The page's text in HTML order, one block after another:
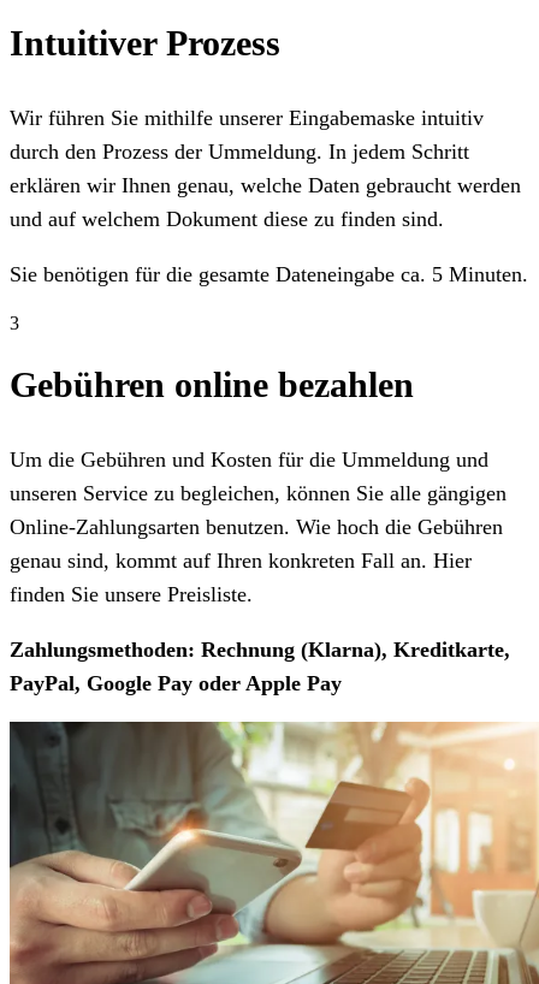
Intuitiver Prozess
Wir führen Sie mithilfe unserer Eingabemaske intuitiv
durch den Prozess der Ummeldung. In jedem Schritt
erklären wir Ihnen genau, welche Daten gebraucht werden
und auf welchem Dokument diese zu finden sind.
Sie benötigen für die gesamte Dateneingabe ca. 5 Minuten.
3
Gebühren online bezahlen
Um die Gebühren und Kosten für die Ummeldung und
unseren Service zu begleichen, können Sie alle gängigen
Online-Zahlungsarten benutzen. Wie hoch die Gebühren
genau sind, kommt auf Ihren konkreten Fall an. Hier
finden Sie unsere Preisliste.
Zahlungsmethoden: Rechnung (Klarna), Kreditkarte,
PayPal, Google Pay oder Apple Pay